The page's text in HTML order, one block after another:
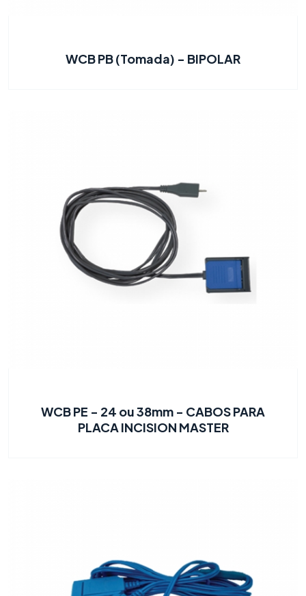
WCB PB (Tomada) - BIPOLAR
WCB PE - 24 ou 38mm - CABOS PARA
PLACA INCISION MASTER